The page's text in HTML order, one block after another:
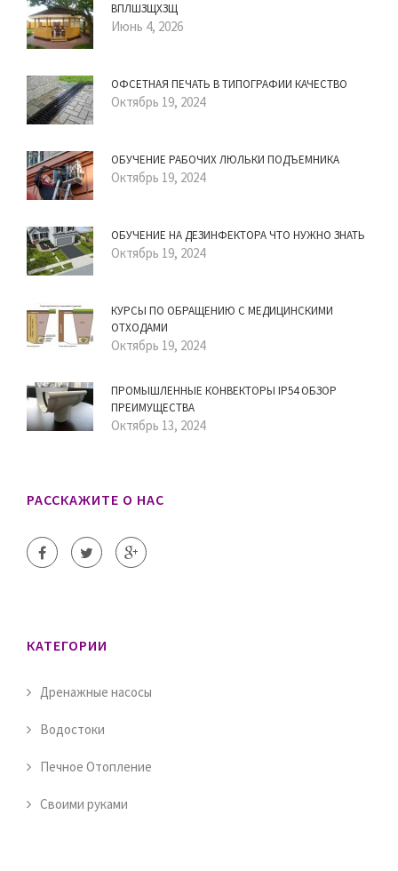
ВПЛШЗЩХЗЩ
Июнь 4, 2026
ОФСЕТНАЯ ПЕЧАТЬ В ТИПОГРАФИИ КАЧЕСТВО
Октябрь 19, 2024
ОБУЧЕНИЕ РАБОЧИХ ЛЮЛЬКИ ПОДЪЕМНИКА
Октябрь 19, 2024
ОБУЧЕНИЕ НА ДЕЗИНФЕКТОРА ЧТО НУЖНО ЗНАТЬ
Октябрь 19, 2024
КУРСЫ ПО ОБРАЩЕНИЮ С МЕДИЦИНСКИМИ
ОТХОДАМИ
Октябрь 19, 2024
ПРОМЫШЛЕННЫЕ КОНВЕКТОРЫ IP54 ОБЗОР
ПРЕИМУЩЕСТВА
Октябрь 13, 2024
РАССКАЖИТЕ О НАС
КАТЕГОРИИ
Дренажные насосы
Водостоки
Печное Отопление
Своими руками